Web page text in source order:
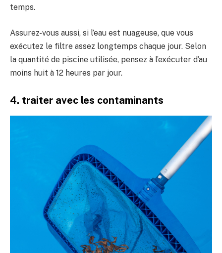
temps.
Assurez-vous aussi, si l’eau est nuageuse, que vous
exécutez le filtre assez longtemps chaque jour. Selon
la quantité de piscine utilisée, pensez à l’exécuter d’au
moins huit à 12 heures par jour.
4. traiter avec les contaminants